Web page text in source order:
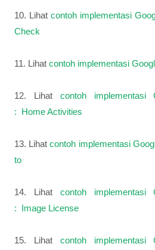
10. Lihat contoh implementasi
Check
11. Lihat contoh implementasi
12. Lihat contoh implementasi
: Home Activities
13. Lihatcontoh implementasi
to
14. Lihat contoh implementasi
: Image License
15. Lihat contoh implementasi